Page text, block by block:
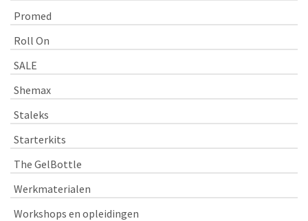
Promed
Roll On
SALE
Shemax
Staleks
Starterkits
The GelBottle
Werkmaterialen
Workshops en opleidingen